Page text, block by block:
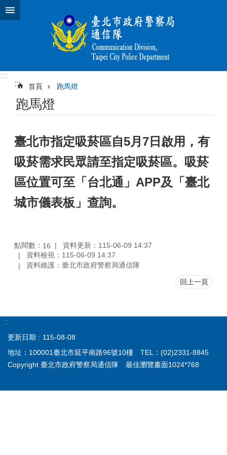
跳到主要內容區塊
:::
:::
首頁 跑馬燈
跑馬燈
臺北市指定吸菸區自5月7日啟用，有
吸菸需求民眾請至指定吸菸區。吸菸
區位置可至「台北通」APP及「臺北
城市儀表板」查詢。
點閱數： 16
資料更新：115-06-09 14:37
資料檢視：115-06-09 14:37
資料維護：臺北市政府警察局通信隊
回上一頁
:::
更新日期
115-08-08
地址：100001臺北市延平南路96號10樓 TEL：(02)2331-8845
Copyright 臺北市政府警察局通信隊 最佳瀏覽畫面1024*768